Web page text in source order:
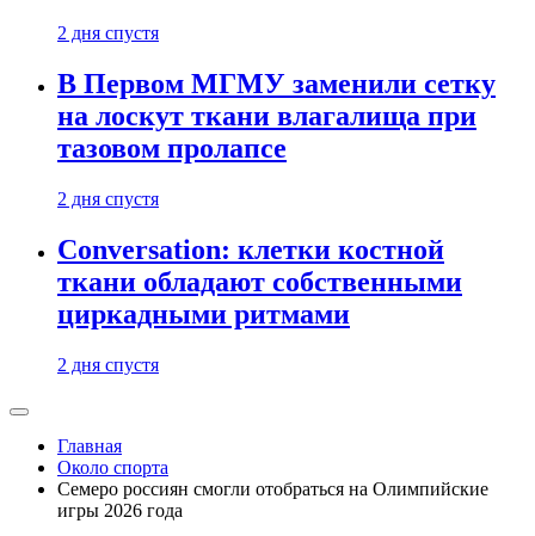
2 дня спустя
В Первом МГМУ заменили сетку
на лоскут ткани влагалища при
тазовом пролапсе
2 дня спустя
Conversation: клетки костной
ткани обладают собственными
циркадными ритмами
2 дня спустя
Главная
Около спорта
Семеро россиян смогли отобраться на Олимпийские
игры 2026 года